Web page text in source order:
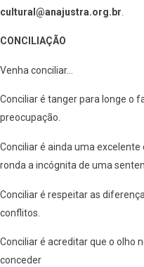
cultural@anajustra.org.br
CONCILIAÇÃO
Venha conciliar…
Conciliar é tanger para longe o
preocupação.
Conciliar é ainda uma
ronda a incógnita de uma
Conciliar é respeitar as
conflitos.
Conciliar é acreditar que o olho
conceder